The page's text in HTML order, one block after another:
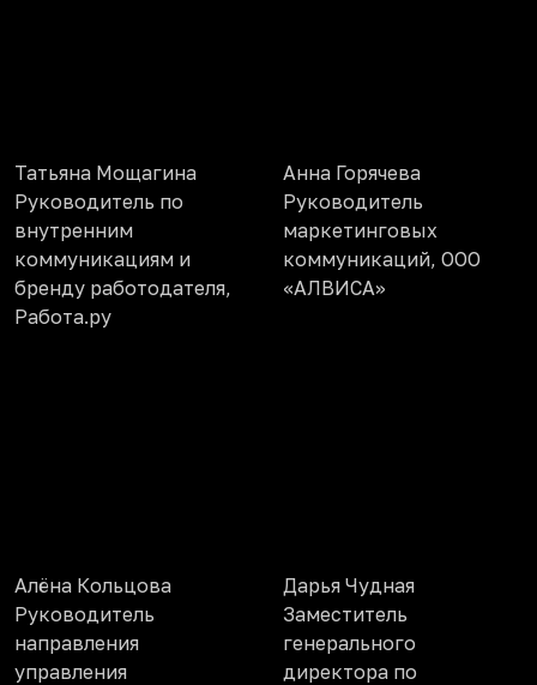
Татьяна Мощагина
Руководитель по
внутренним
коммуникациям и
бренду работодателя,
Работа.ру
Анна Горячева
Руководитель
маркетинговых
коммуникаций, ООО
«АЛВИСА»
Алёна Кольцова
Руководитель
направления
управления
Дарья Чудная
Заместитель
генерального
директора по